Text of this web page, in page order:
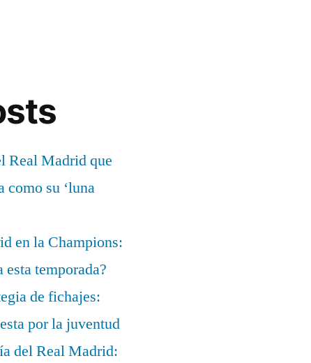
Real Madrid que
como su ‘luna
en la Champions:
temporada?
de fichajes:
por la juventud
del Real Madrid: